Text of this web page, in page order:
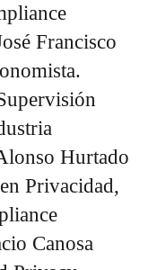
Francisco
Hurtado
Privacidad,
Canosa